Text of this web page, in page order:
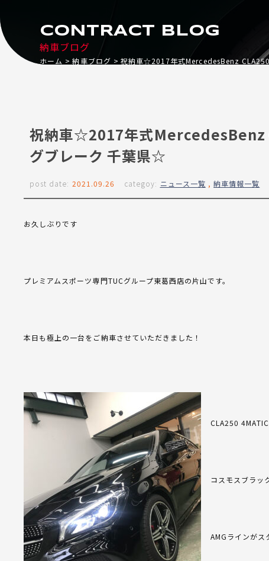
納車ブログ
CONTRACT BLOG
ホーム 納車ブログ 祝納車☆2017年式MercedesBenz
祝納車☆2017年式MercedesBenz
グブレーク 千葉県☆
post date: 2021.09.26 categoy: ニュース一覧 , 納車情報一覧
お久しぶりです
プレミアムスポーツ専門TUCグループ東葛西店の片山です。
本日も極上の一台をご納車させていただきました！
CLA250
コスモスブラッ
AMGラインがス